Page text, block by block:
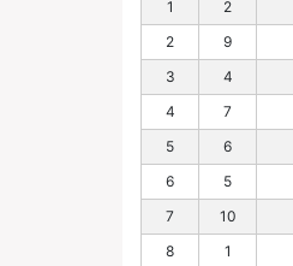
1
2
2
9
3
4
4
7
5
6
6
5
7
10
8
1